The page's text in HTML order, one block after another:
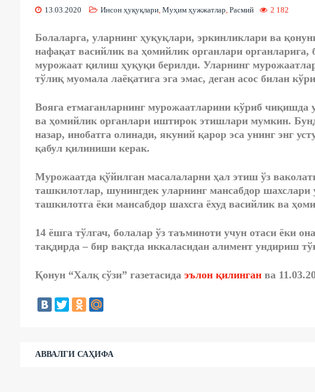
13.03.2020 Инсон ҳуқуқлари, Муҳим ҳужжатлар Расмий 2 182
Болаларга, уларнинг ҳуқуқлари, эркинликлари ва
нафақат васийлик ва ҳомийлик органлари
мурожаат қилиш ҳуқуқи берилди. Уларнинг
тўлиқ муомала лаёқатига эга эмас, деган асос билан
Вояга етмаганларнинг мурожаатларини кўриб чиқишда
ва ҳомийлик органлари иштирок этишлари мумкин.
назар, инобатга олинади, якуний қарор эса унинг энг
қабул қилиниши керак.
Мурожаатда қўйилган масалаларни ҳал этиш ўз
ташкилотлар, шунингдек уларнинг мансабдор
ташкилотга ёки мансабдор шахсга ёхуд васийлик ва
14 ёшга тўлгач, болалар ўз таъминоти учун отаси ёки
тақдирда – бир вақтда иккаласидан алимент ундириш
Қонун “Халқ сўзи” газетасида эълон қилинганва
АВВАЛГИ САҲИФА